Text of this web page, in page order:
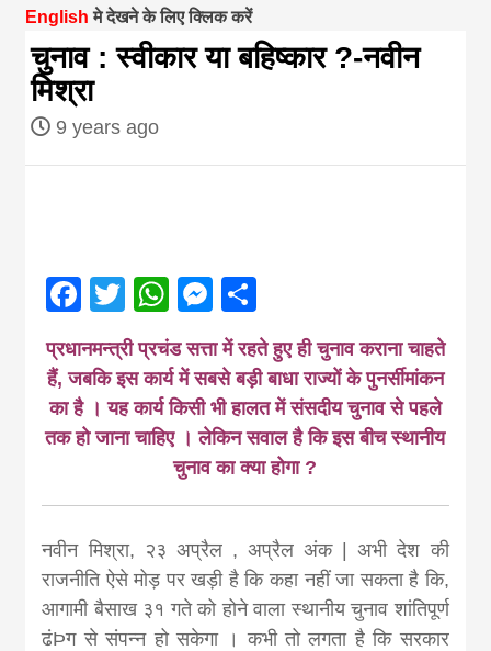
magazine of
Nepal brings
from
news,
khabar
English मे देखने के लिए क्लिक करें
चुनाव : स्वीकार या बहिष्कार ?-नवीन
मिश्रा
9 years ago
Facebook
Twitter
WhatsApp
Messenger
प्रधानमन्त्री प्रचंड सत्ता में रहते हुए ही चुनाव कराना चाहते
हैं, जबकि इस कार्य में सबसे बड़ी बाधा राज्यों के पुनर्सीमांकन
का है । यह कार्य किसी भी हालत में संसदीय चुनाव से पहले
तक हो जाना चाहिए । लेकिन सवाल है कि इस बीच स्थानीय
चुनाव का क्या होगा ?
नवीन मिश्रा, २३ अप्रैल , अप्रैल अंक | अभी देश की
राजनीति ऐसे मोड़ पर खड़ी है कि कहा नहीं जा सकता है कि,
आगामी बैसाख ३१ गते को होने वाला स्थानीय चुनाव शांतिपूर्ण
ढंÞग से संपन्न हो सकेगा । कभी तो लगता है कि सरकार